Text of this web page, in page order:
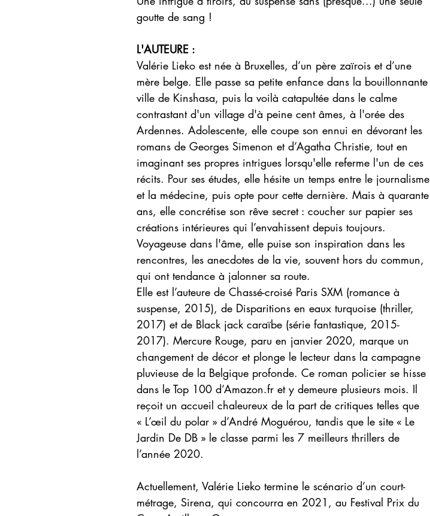
goutte de sang !
L'AUTEURE :
Valérie Lieko est née à Bruxelles, d’un père zaïrois et d’une
mère belge. Elle passe sa petite enfance dans la bouillonnante
ville de Kinshasa, puis la voilà catapultée dans le calme
contrastant d'un village d'à peine cent âmes, à l'orée des
Ardennes. Adolescente, elle coupe son ennui en dévorant les
romans de Georges Simenon et d’Agatha Christie, tout en
imaginant ses propres intrigues lorsqu'elle referme l'un de ces
récits. Pour ses études, elle hésite un temps entre le journalisme
et la médecine, puis opte pour cette dernière. Mais à quarante
ans, elle concrétise son rêve secret : coucher sur papier ses
créations intérieures qui l’envahissent depuis toujours.
Voyageuse dans l'âme, elle puise son inspiration dans les
rencontres, les anecdotes de la vie, souvent hors du commun,
qui ont tendance à jalonner sa route.
Elle est l’auteure de Chassé-croisé Paris SXM (romance à
suspense, 2015), de Disparitions en eaux turquoise (thriller,
2017) et de Black jack caraïbe (série fantastique, 2015-
2017). Mercure Rouge, paru en janvier 2020, marque un
changement de décor et plonge le lecteur dans la campagne
pluvieuse de la Belgique profonde. Ce roman policier se hisse
dans le Top 100 d’Amazon.fr et y demeure plusieurs mois. Il
reçoit un accueil chaleureux de la part de critiques telles que
« L’œil du polar » d’André Moguérou, tandis que le site « Le
Jardin De DB » le classe parmi les 7 meilleurs thrillers de
l’année 2020.
Actuellement, Valérie Lieko termine le scénario d’un court-
métrage, Sirena, qui concourra en 2021, au Festival Prix du